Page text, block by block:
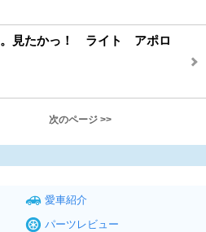
。見たかっ！ ライト アポロ
次のページ >>
愛車紹介
パーツレビュー